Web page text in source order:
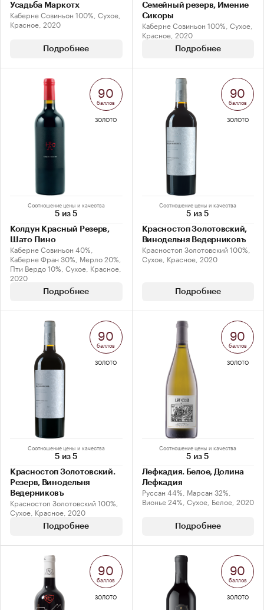
Усадьба Маркотх
Каберне Совиньон 100%, Сухое,
Красное, 2020
Подробнее
Семейный резерв, Имение
Сикоры
Каберне Совиньон 100%, Сухое,
Красное, 2020
Подробнее
Соотношение цены и качества
5 из 5
Колдун Красный Резерв,
Шато Пино
Каберне Совиньон 40%,
Каберне Фран 30%, Мерло 20%,
Пти Вердо 10%, Сухое, Красное,
2020
Подробнее
90
баллов
ЗОЛОТО
Соотношение цены и качества
5 из 5
Красностоп Золотовский,
Винодельня Ведерниковъ
Красностоп Золотовский 100%,
Сухое, Красное, 2020
Подробнее
90
баллов
ЗОЛОТО
Соотношение цены и качества
5 из 5
Красностоп Золотовский.
Резерв, Винодельня
Ведерниковъ
Красностоп Золотовский 100%,
Сухое, Красное, 2020
Подробнее
90
баллов
ЗОЛОТО
Соотношение цены и качества
5 из 5
Лефкадия. Белое, Долина
Лефкадия
Руссан 44%, Марсан 32%,
Вионье 24%, Сухое, Белое, 2020
Подробнее
90
баллов
ЗОЛОТО
90
баллов
ЗОЛОТО
90
баллов
ЗОЛОТО